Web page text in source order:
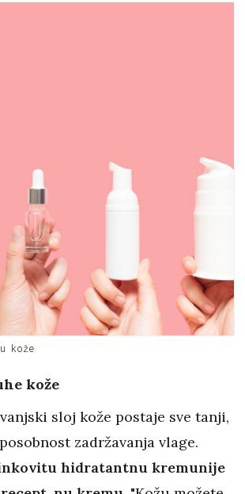
kože
kože
sloj kože postaje sve tanji,
zadržavanja vlage.
hidratantnu kremunije